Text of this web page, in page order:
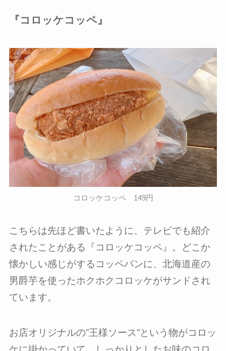
『コロッケコッペ』
コロッケコッペ 149円
こちらは先ほど書いたように、テレビでも紹介
されたことがある『コロッケコッペ』。どこか
懐かしい感じがするコッペパンに、北海道産の
男爵芋を使ったホクホクコロッケがサンドされ
ています。
お店オリジナルの”王様ソース”という物がコロッ